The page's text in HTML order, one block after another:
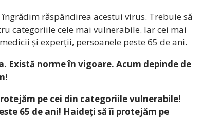
răspândirea acestui virus. Trebuie să
categoriile cele mai vulnerabile. Iar cei mai
și experții, persoanele peste 65 de ani.
norme în vigoare. Acum depinde de
pe cei din categoriile vulnerabile!
65 de ani! Haideți să îi protejăm pe